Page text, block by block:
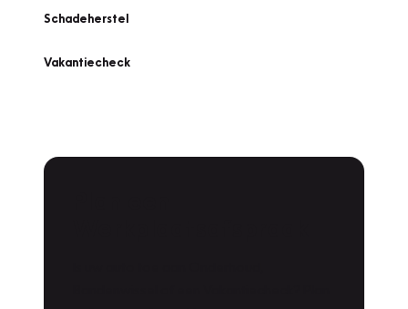
Schadeherstel
Vakantiecheck